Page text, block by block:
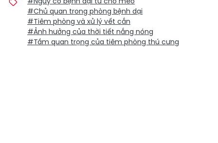
#Chủ quan trong phòng bệnh dại
#Tiêm phòng và xử lý vết cắn
#Ảnh hưởng của thời tiết nắng nóng
#Tầm quan trọng của tiêm phòng thú cưng